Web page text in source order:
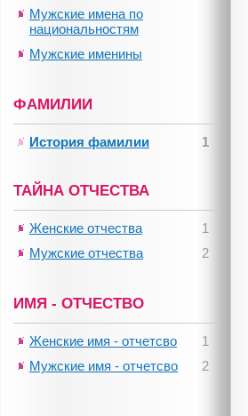
Мужские имена по
национальностям
Мужские именины
ФАМИЛИИ
1
История фамилии
ТАЙНА ОТЧЕСТВА
1
Женские отчества
2
Мужские отчества
ИМЯ - ОТЧЕСТВО
1
Женские имя - отчетсво
2
Мужские имя - отчетсво